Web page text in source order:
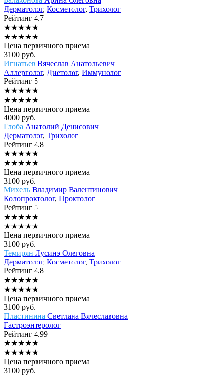
Дерматолог, Косметолог, Трихолог
Рейтинг 4.7
★★★★★
★★★★★
Цена первичного приема
3100 руб.
Игнатьев Вячеслав Анатольевич
Аллерголог, Диетолог, Иммунолог
Рейтинг 5
★★★★★
★★★★★
Цена первичного приема
4000 руб.
Глоба Анатолий Денисович
Дерматолог, Трихолог
Рейтинг 4.8
★★★★★
★★★★★
Цена первичного приема
3100 руб.
Михель Владимир Валентинович
Колопроктолог, Проктолог
Рейтинг 5
★★★★★
★★★★★
Цена первичного приема
3100 руб.
Темирян Лусинэ Олеговна
Дерматолог, Косметолог, Трихолог
Рейтинг 4.8
★★★★★
★★★★★
Цена первичного приема
3100 руб.
Пластинина Светлана Вячеславовна
Гастроэнтеролог
Рейтинг 4.99
★★★★★
★★★★★
Цена первичного приема
3100 руб.